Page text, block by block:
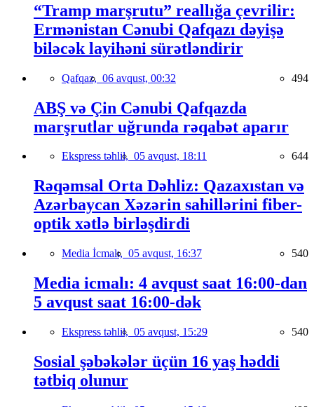
“Tramp marşrutu” reallığa çevrilir:
Ermənistan Cənubi Qafqazı dəyişə
biləcək layihəni sürətləndirir
Qafqaz, 06 avqust, 00:32 494
ABŞ və Çin Cənubi Qafqazda
marşrutlar uğrunda rəqabət aparır
Ekspress təhlil, 05 avqust, 18:11 644
Rəqəmsal Orta Dəhliz: Qazaxıstan və
Azərbaycan Xəzərin sahillərini fiber-
optik xətlə birləşdirdi
Media İcmalı, 05 avqust, 16:37 540
Media icmalı: 4 avqust saat 16:00-dan
5 avqust saat 16:00-dək
Ekspress təhlil, 05 avqust, 15:29 540
Sosial şəbəkələr üçün 16 yaş həddi
tətbiq olunur